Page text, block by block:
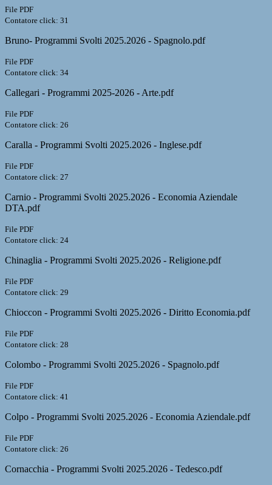
File PDF
Contatore click: 31
Bruno- Programmi Svolti 2025.2026 - Spagnolo.pdf
File PDF
Contatore click: 34
Callegari - Programmi 2025-2026 - Arte.pdf
File PDF
Contatore click: 26
Caralla - Programmi Svolti 2025.2026 - Inglese.pdf
File PDF
Contatore click: 27
Carnio - Programmi Svolti 2025.2026 - Economia Aziendale
DTA.pdf
File PDF
Contatore click: 24
Chinaglia - Programmi Svolti 2025.2026 - Religione.pdf
File PDF
Contatore click: 29
Chioccon - Programmi Svolti 2025.2026 - Diritto Economia.pdf
File PDF
Contatore click: 28
Colombo - Programmi Svolti 2025.2026 - Spagnolo.pdf
File PDF
Contatore click: 41
Colpo - Programmi Svolti 2025.2026 - Economia Aziendale.pdf
File PDF
Contatore click: 26
Cornacchia - Programmi Svolti 2025.2026 - Tedesco.pdf